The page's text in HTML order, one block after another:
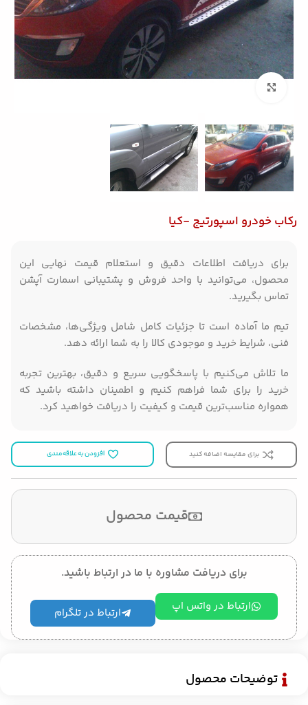
رکاب خودرو اسپورتیج -کیا
برای دریافت اطلاعات دقیق و استعلام قیمت نهایی این
محصول، می‌توانید با واحد فروش و پشتیبانی اسمارت آپشن
تماس بگیرید.
تیم ما آماده است تا جزئیات کامل شامل ویژگی‌ها، مشخصات
فنی، شرایط خرید و موجودی کالا را به شما ارائه دهد.
ما تلاش می‌کنیم با پاسخگویی سریع و دقیق، بهترین تجربه
خرید را برای شما فراهم کنیم و اطمینان داشته باشید که
همواره مناسب‌ترین قیمت و کیفیت را دریافت خواهید کرد.
برای مقایسه اضافه کنید افزودن به علاقه مندی
قیمت محصول
برای دریافت مشاوره با ما در ارتباط باشید.
ارتباط در واتس اپ ارتباط در تلگرام
توضیحات محصول